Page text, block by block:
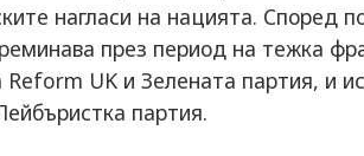
нагласи на нацията. Според
през период на тежка
UK и Зелената партия, и
партия.